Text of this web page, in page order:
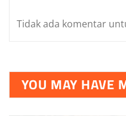
Tidak ada komentar
YOU MAY HAVE